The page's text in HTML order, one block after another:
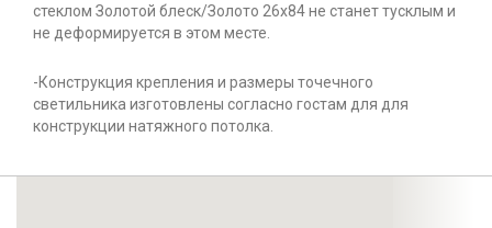
стеклом Золотой блеск/Золото 26x84 не станет тусклым и
не деформируется в этом месте.
-Конструкция крепления и размеры точечного
светильника изготовлены согласно гостам для для
конструкции натяжного потолка.